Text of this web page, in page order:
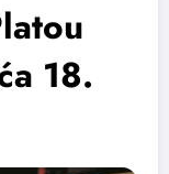
18.